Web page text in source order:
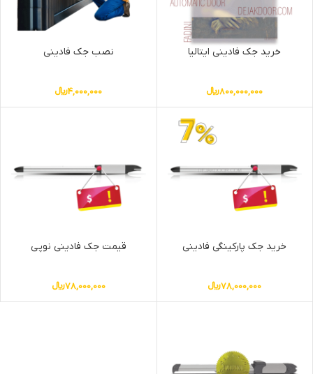
خرید جک فادینی ایتالیا
800,000,000﷼
نصب جک فادینی
4,000,000﷼
خرید جک پارکینگی فادینی
78,000,000﷼
قیمت جک فادینی نوپی
78,000,000﷼